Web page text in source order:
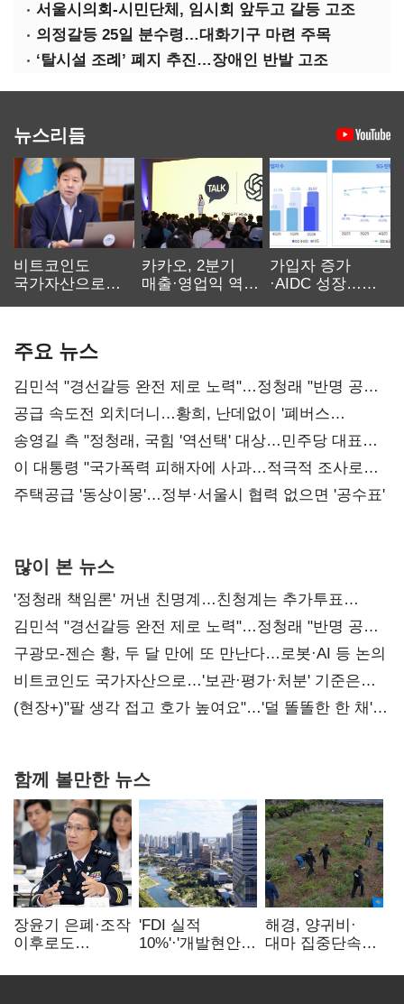
서울시의회-시민단체, 임시회 앞두고 갈등 고조
의정갈등 25일 분수령…대화기구 마련 주목
‘탈시설 조례’ 폐지 추진…장애인 반발 고조
뉴스리듬
비트코인도
국가자산으로…'
카카오, 2분기
매출·영업익 역대
가입자 증가
·AIDC 성장…
주요 뉴스
김민석 "경선갈등 완전 제로 노력"…정청래 "반명 공세
사과부터"
공급 속도전 외치더니…황희, 난데없이 '폐버스
리모델링' 제안
송영길 측 "정청래, 국힘 '역선택' 대상…민주당 대표로
총선 지휘 못해"
이 대통령 "국가폭력 피해자에 사과…적극적 조사로
진실 밝혀야"
주택공급 '동상이몽'…정부·서울시 협력 없으면 '공수표'
많이 본 뉴스
'정청래 책임론' 꺼낸 친명계…친청계는 추가투표
때리기
김민석 "경선갈등 완전 제로 노력"…정청래 "반명 공세
사과부터"
구광모-젠슨 황, 두 달 만에 또 만난다…로봇·AI 등 논의
비트코인도 국가자산으로…'보관·평가·처분' 기준은
숙제
(현장+)"팔 생각 접고 호가 높여요"…'덜 똘똘한 한 채'
함께 볼만한 뉴스
장윤기 은폐·조작
이후로도
내부비위…경찰
'FDI 실적
10%'·'개발현안
인천경제청장
해경, 양귀비·
대마 집중단속…
249명 검거